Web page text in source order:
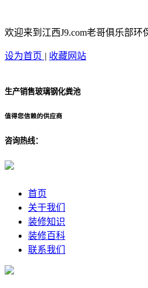
欢迎来到江西J9.com老哥俱乐部
设为首页 | 收藏网站
生产销售玻璃钢化粪池
值得您信赖的供应商
咨询热线：
首页
关于我们
装修知识
装修百科
联系我们